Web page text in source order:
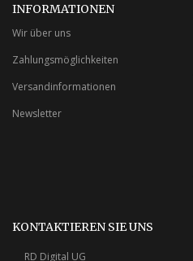
INFORMATIONEN
Wir über uns
Zahlungsmöglichkeiten
Versandinformationen
Newsletter
KONTAKTIEREN SIE UNS
RD Digital UG